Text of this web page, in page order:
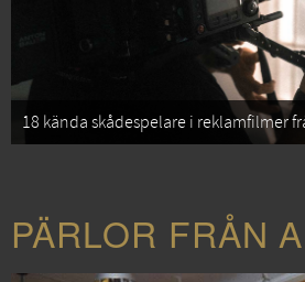
18 kända skådespelare i reklamfilmer
PÄRLOR FRÅN